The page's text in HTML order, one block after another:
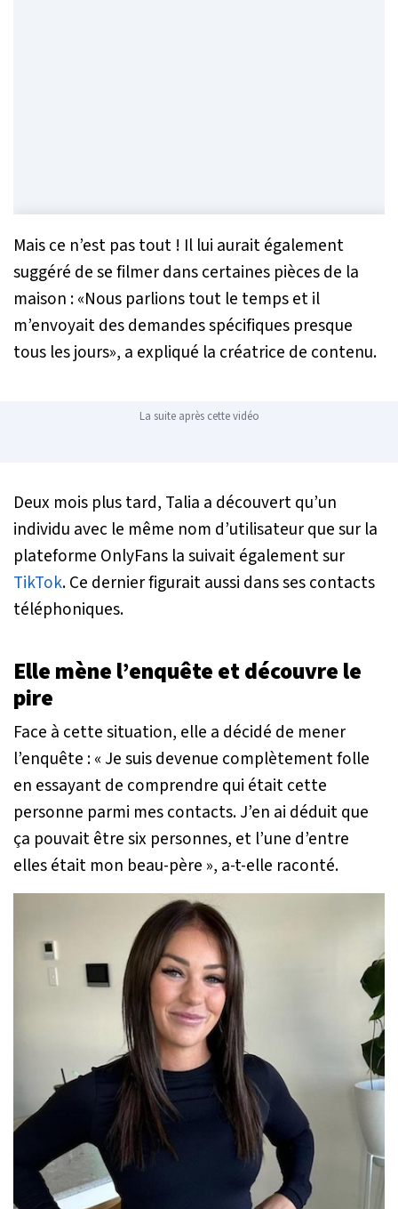
Mais ce n’est pas tout ! Il lui aurait également
suggéré de se filmer dans certaines pièces de la
maison : «Nous parlions tout le temps et il
m’envoyait des demandes spécifiques presque
tous les jours», a expliqué la créatrice de contenu.
La suite après cette vidéo
Deux mois plus tard, Talia a découvert qu’un
individu avec le même nom d’utilisateur que sur la
plateforme OnlyFans la suivait également sur
TikTok. Ce dernier figurait aussi dans ses contacts
téléphoniques.
Elle mène l’enquête et découvre le
pire
Face à cette situation, elle a décidé de mener
l’enquête : « Je suis devenue complètement folle
en essayant de comprendre qui était cette
personne parmi mes contacts. J’en ai déduit que
ça pouvait être six personnes, et l’une d’entre
elles était mon beau-père », a-t-elle raconté.